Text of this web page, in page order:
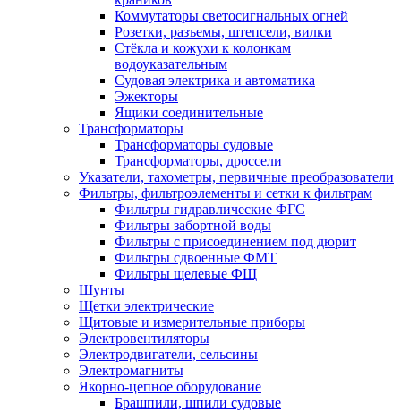
Коммутаторы светосигнальных огней
Розетки, разъемы, штепсели, вилки
Стёкла и кожухи к колонкам
водоуказательным
Судовая электрика и автоматика
Эжекторы
Ящики соединительные
Трансформаторы
Трансформаторы судовые
Трансформаторы, дроссели
Указатели, тахометры, первичные преобразователи
Фильтры, фильтроэлементы и сетки к фильтрам
Фильтры гидравлические ФГС
Фильтры забортной воды
Фильтры с присоединением под дюрит
Фильтры сдвоенные ФМТ
Фильтры щелевые ФЩ
Шунты
Щетки электрические
Щитовые и измерительные приборы
Электровентиляторы
Электродвигатели, сельсины
Электромагниты
Якорно-цепное оборудование
Брашпили, шпили судовые